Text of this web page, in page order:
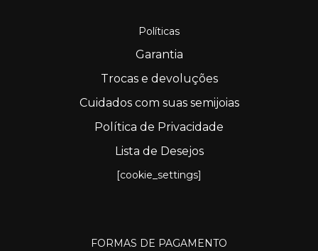
Políticas
Garantia
Trocas e devoluções
Cuidados com suas semijoias
Política de Privacidade
Lista de Desejos
[cookie_settings]
FORMAS DE PAGAMENTO